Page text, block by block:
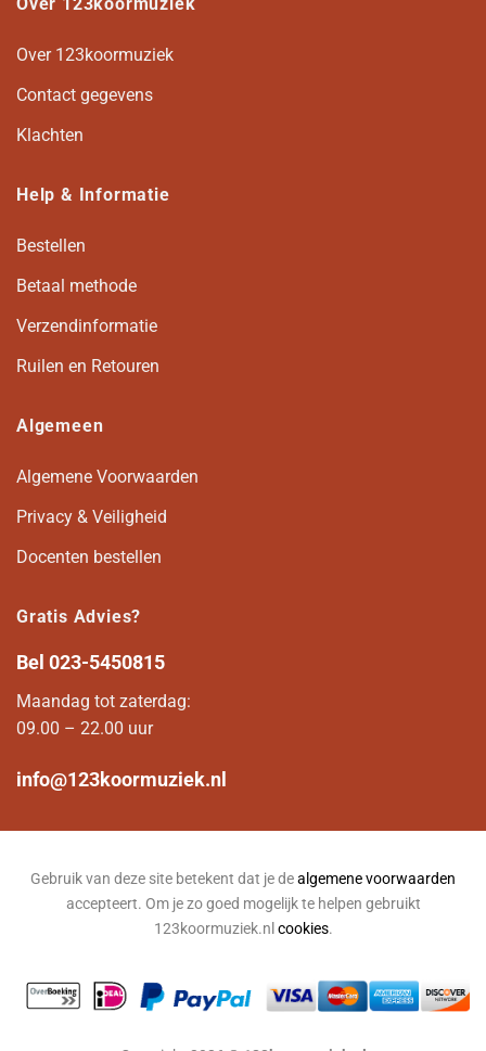
Over 123koormuziek
Contact gegevens
Klachten
Help & Informatie
Bestellen
Betaal methode
Verzendinformatie
Ruilen en Retouren
Algemeen
Algemene Voorwaarden
Privacy & Veiligheid
Docenten bestellen
Gratis Advies?
Bel 023-5450815
Maandag tot zaterdag:
09.00 – 22.00 uur
info@123koormuziek.nl
Gebruik van deze site betekent dat je dealgemene voorwaarden
accepteert. Om je zo goed mogelijk te helpen gebruikt
123koormuziek.nl cookies.